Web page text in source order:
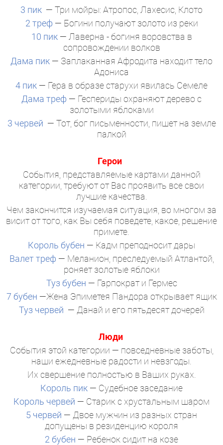
3 пик — Три мойры: Атропос, Лахесис, Клото
2 треф — Богини получают золото из реки
10 пик— Лаверна - богиня воровства в
сопровождении волков
Дама пик — Заплаканная Афродита находит тело
Адониса
4 пик — Гера в образе старухи явилась Семеле
Дама треф — Геспериды охраняют дерево с
золотыми яблоками
3 червей — Тот, бог письменности, пишет на земле
палкой
Герои
События, представляемые картами данной
категории, требуют от Вас проявить все свои
лучшие качества.
Чем закончится изучаемая ситуация, во многом за
висит от того, как Вы себя поведете, какое, решение
примете.
Король бубен — Кадм преподносит дары
Валет треф — Меланион, преследуемый Атлантой,
роняет золотые яблоки
Туз бубен — Гарпократ и Гермес
7 бубен —Жена Эпиметея Пандора открывает ящик
Туз червей — Данай и его пятьдесят дочерей
Люди
События этой категории — повседневные заботы,
наши ежедневные радости и невзгоды.
Их свершение полностью в Ваших руках.
Король пик — Судебное заседание
Король червей — Старик с хрустальным шаром
5 червей — Двое мужчин из разных стран
допущены в резиденцию короля
2 бубен — Ребенок сидит на козе